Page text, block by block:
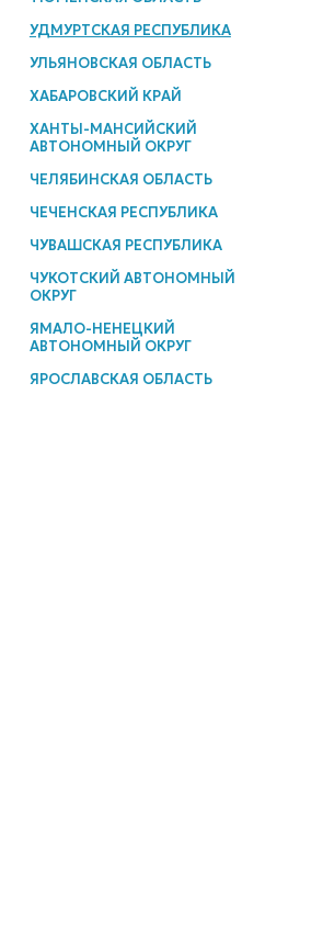
УДМУРТСКАЯ РЕСПУБЛИКА
УЛЬЯНОВСКАЯ ОБЛАСТЬ
ХАБАРОВСКИЙ КРАЙ
ХАНТЫ-МАНСИЙСКИЙ
АВТОНОМНЫЙ ОКРУГ
ЧЕЛЯБИНСКАЯ ОБЛАСТЬ
ЧЕЧЕНСКАЯ РЕСПУБЛИКА
ЧУВАШСКАЯ РЕСПУБЛИКА
ЧУКОТСКИЙ АВТОНОМНЫЙ
ОКРУГ
ЯМАЛО-НЕНЕЦКИЙ
АВТОНОМНЫЙ ОКРУГ
ЯРОСЛАВСКАЯ ОБЛАСТЬ